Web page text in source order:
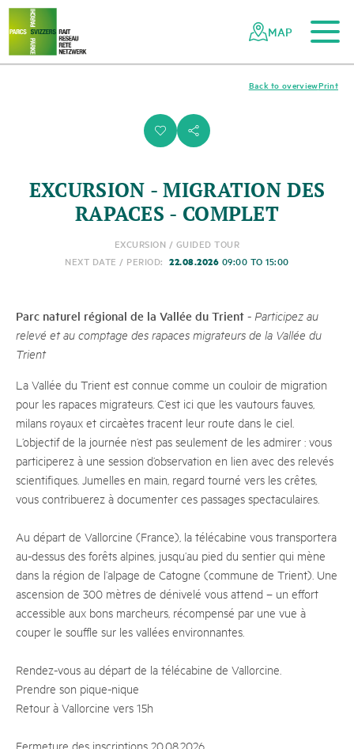
Navigating
the
Swiss
parks
Quick
navigation
To the main content
To the mobile navigation
To search
To the footer
To the sitemap
MAP
i s
Print
Back to overview
EXCURSION - MIGRATION DES
RAPACES - COMPLET
EXCURSION / GUIDED TOUR
NEXT DATE / PERIOD: 22.08.2026 09:00 TO 15:00
Parc naturel régional de la Vallée du Trient - Participez au
relevé et au comptage des rapaces migrateurs de la Vallée du
Trient
La Vallée du Trient est connue comme un couloir de migration
pour les rapaces migrateurs. C’est ici que les vautours fauves,
milans royaux et circaètes tracent leur route dans le ciel.
L’objectif de la journée n’est pas seulement de les admirer : vous
participerez à une session d’observation en lien avec des relevés
scientifiques. Jumelles en main, regard tourné vers les crêtes,
vous contribuerez à documenter ces passages spectaculaires.
Au départ de Vallorcine (France), la télécabine vous transportera
au-dessus des forêts alpines, jusqu’au pied du sentier qui mène
dans la région de l’alpage de Catogne (commune de Trient). Une
ascension de 300 mètres de dénivelé vous attend – un effort
accessible aux bons marcheurs, récompensé par une vue à
couper le souffle sur les vallées environnantes.
Rendez-vous au départ de la télécabine de Vallorcine.
Prendre son pique-nique
Retour à Vallorcine vers 15h
Fermeture des inscriptions 20.08.2026